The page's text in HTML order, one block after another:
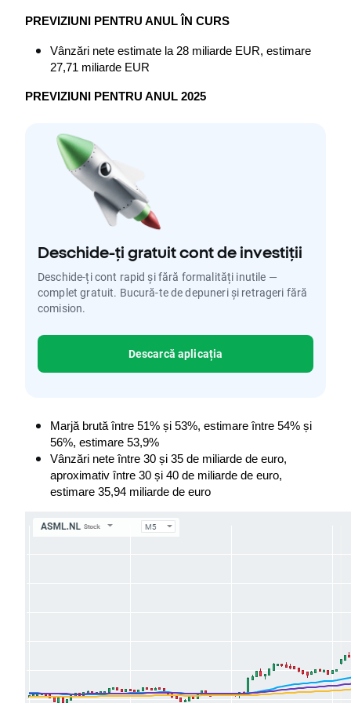
PREVIZIUNI PENTRU ANUL ÎN CURS
Vânzări nete estimate la 28 miliarde EUR, estimare
27,71 miliarde EUR
PREVIZIUNI PENTRU ANUL 2025
Deschide-ți gratuit cont de investiții
Deschide-ți cont rapid și fără formalități inutile —
complet gratuit. Bucură-te de depuneri și retrageri fără
comision.
Descarcă aplicația
Marjă brută între 51% și 53%, estimare între 54% și
56%, estimare 53,9%
Vânzări nete între 30 și 35 de miliarde de euro,
aproximativ între 30 și 40 de miliarde de euro,
estimare 35,94 miliarde de euro